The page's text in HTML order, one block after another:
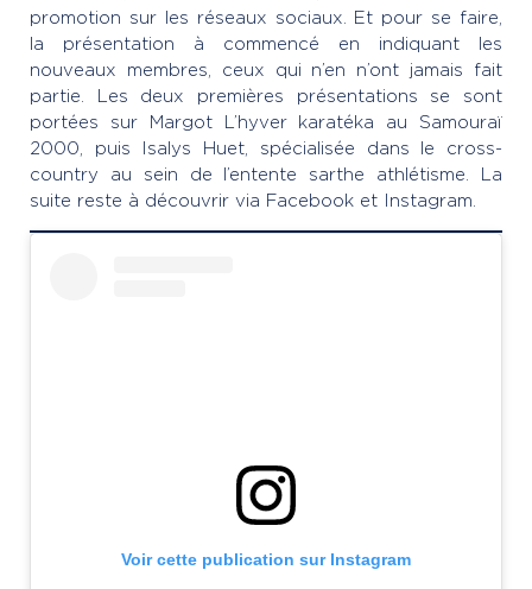
promotion sur les réseaux sociaux. Et pour se faire,
la présentation à commencé en indiquant les
nouveaux membres, ceux qui n’en n’ont jamais fait
partie. Les deux premières présentations se sont
portées sur Margot L’hyver karatéka au Samouraï
2000, puis Isalys Huet, spécialisée dans le cross-
country au sein de l’entente sarthe athlétisme. La
suite reste à découvrir via Facebook et Instagram.
Voir cette publication sur Instagram